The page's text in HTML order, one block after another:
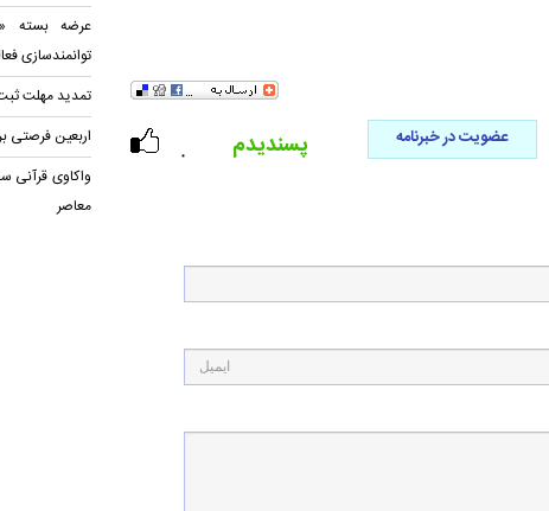
عضویت در خبرنامه
۰ پسندیدم
عرضه بسته
توانمندسازی
تمدید مهلت
اربعین فرصتی برای سیر
واکاوی
معاصر